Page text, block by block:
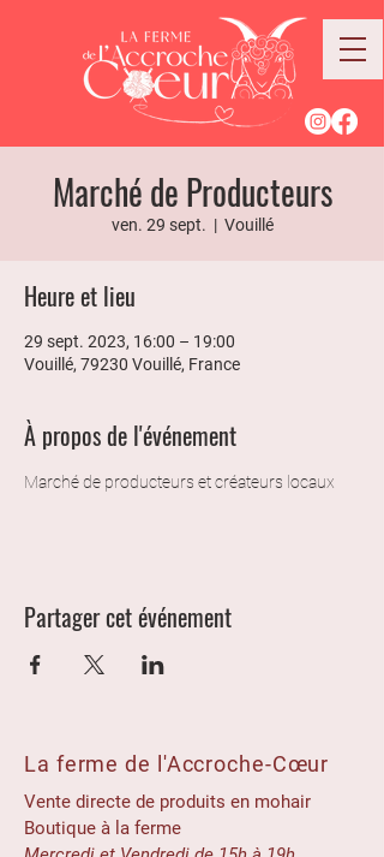
Marché de Producteurs
ven. 29 sept.
  |
Vouillé
Heure et lieu
29 sept. 2023, 16:00 – 19:00
Vouillé, 79230 Vouillé, France
À propos de l'événement
Marché de producteurs et créateurs locaux
Partager cet événement
La ferme de l'Accroche-Cœur
Vente directe de produits en mohair
Boutique à la ferme